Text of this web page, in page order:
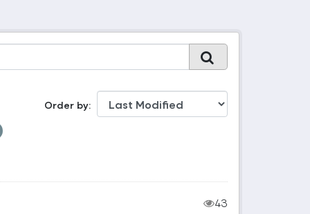
Order by
43